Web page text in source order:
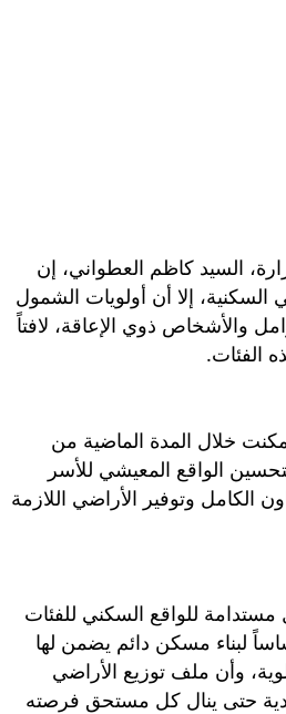
السيد كاظم العطواني، إن
إلا أن أولويات الشمول
والأشخاص ذوي الإعاقة، لافتاً
خلال المدة الماضية من
الواقع المعيشي للأسر
الكامل وتوفير الأراضي اللازمة
للواقع السكني للفئات
لبناء مسكن دائم يضمن لها
وأن ملف توزيع الأراضي
حتى ينال كل مستحق فرصته